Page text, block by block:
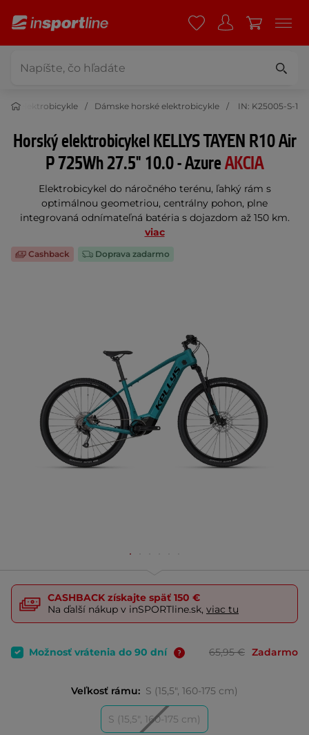
elektrobicykle Dámske horské elektrobicykle IN: K25005-S-1
Horský elektrobicykel KELLYS TAYEN R10 Air
P 725Wh 27.5" 10.0 - AzureAKCIA
Elektrobicykel do náročného terénu, ľahký rám s
optimálnou geometriou, centrálny pohon, plne
integrovaná odnímateľná batéria s dojazdom až 150 km.
viac
Cashback Doprava zadarmo
CASHBACK získajte späť 150 €
Na ďalší nákup v inSPORTline.sk, viac tu
Možnosť vrátenia do 90 dní 65,95 € Zadarmo
Veľkosť rámu: S (15,5", 160-175 cm)
S (15,5", 160-175 cm)